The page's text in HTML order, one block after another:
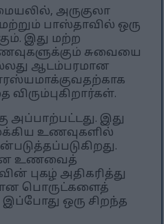
அருகுலா
பாஸ்தாவில் ஒரு
இது மற்ற
சுவையை
ஆடம்பரமான
அப்பாற்பட்டது. இது
உணவுகளில்
உணவைத்
புகழ் அதிகரித்து
பொருட்களைத்
இப்போது ஒரு சிறந்த